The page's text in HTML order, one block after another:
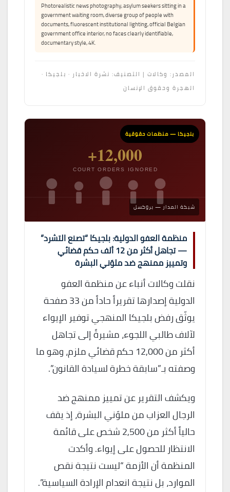
Photorealistic news photography, asylum seekers sitting in a
government waiting room, diverse group of people with
documents, fluorescent institutional lighting, official Belgian
government office interior, no faces clearly identifiable,
documentary style, 4K.
المصدر: وكالات | التصنيف: نشرة الاخبار · بلجيكا ·
الهجرة وحقوق الإنسان
بلجيكا — منظمات حقوقية
شبكة المدار — بروكسل
12,000+
COURT ORDERS IGNORED
منظمة العفو الدولية: بلجيكا “تصنع التشرد”
— تجاهل أكثر من 12 ألف حكم قضائي
وتمييز ممنهج ضد ملوّني البشرة
نقلت وكالات أنباء عن منظمة العفو
الدولية إصدارها تقريراً حاداً من 33 صفحة
يوثّق رفض بلجيكا المنهجي توفير الإيواء
لآلاف طالبي اللجوء، مشيرةً إلى تجاهل
أكثر من 12,000 حكم قضائي ملزم، وهو ما
وصفته بـ”سابقة خطرة لسيادة القانون”.
ويكشف التقرير عن تمييز ممنهج ضد
الرجال العزاب من ملوّني البشرة، إذ يقف
حالياً أكثر من 2,500 شخص على قائمة
الانتظار للحصول على إيواء. وأكدت
المنظمة أن الأزمة “ليست نتيجة نقص
الموارد، بل نتيجة انعدام الإرادة السياسية”.